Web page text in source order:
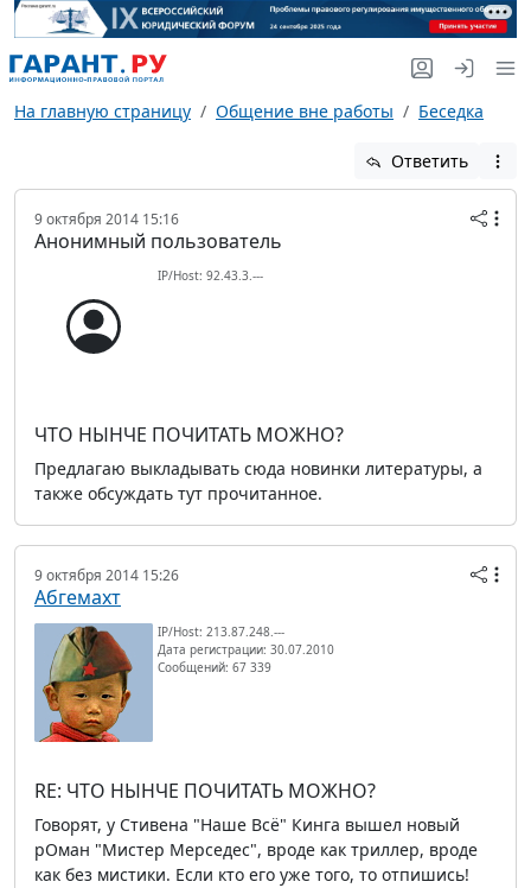
На главную страницу Общение вне работы Беседка
Ответить
9 октября 2014 15:16
Анонимный пользователь
IP/Host: 92.43.3.---
ЧТО НЫНЧЕ ПОЧИТАТЬ МОЖНО?
Предлагаю выкладывать сюда новинки литературы, а
также обсуждать тут прочитанное.
9 октября 2014 15:26
Абгемахт
IP/Host: 213.87.248.---
Дата регистрации: 30.07.2010
Сообщений: 67 339
RE: ЧТО НЫНЧЕ ПОЧИТАТЬ МОЖНО?
Говорят, у Стивена "Наше Всё" Кинга вышел новый
рОман "Мистер Мерседес", вроде как триллер, вроде
как без мистики. Если кто его уже того, то отпишись!